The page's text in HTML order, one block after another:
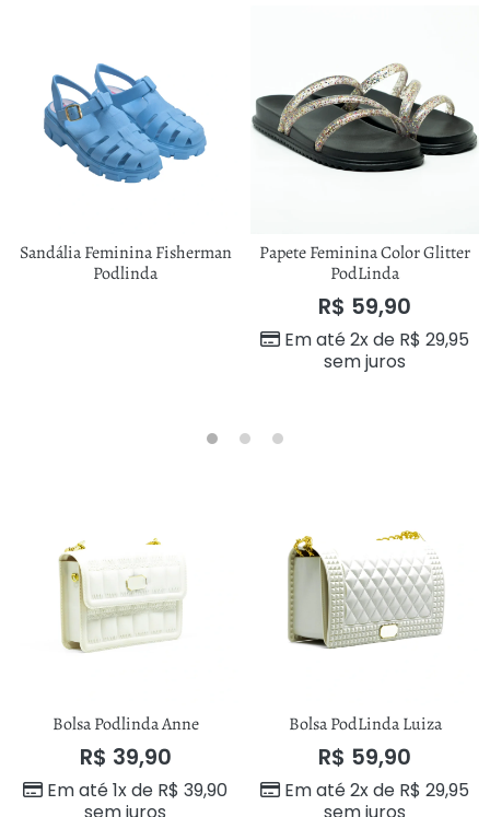
Sandália Feminina Fisherman
Podlinda
Papete Feminina Color Glitter
PodLinda
R$ 59,90
Em até 2x de R$ 29,95
sem juros
Bolsa Podlinda Anne
R$ 39,90
Em até 1x de R$ 39,90
sem juros
Bolsa PodLinda Luiza
R$ 59,90
Em até 2x de R$ 29,95
sem juros